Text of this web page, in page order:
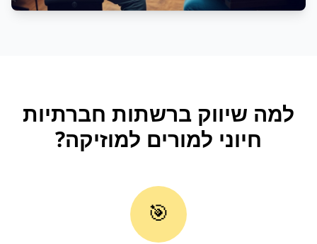
למה שיווק ברשתות חברתיות
חיוני למורים למוזיקה?
🎯